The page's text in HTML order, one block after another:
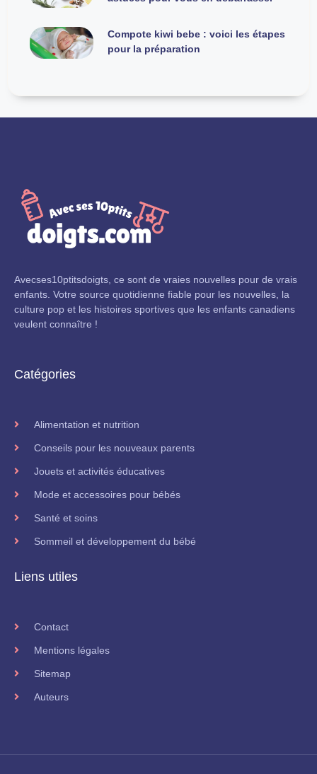
Compote kiwi bebe : voici les étapes
pour la préparation
Avecses10ptitsdoigts, ce sont de vraies nouvelles pour de vrais
enfants. Votre source quotidienne fiable pour les nouvelles, la
culture pop et les histoires sportives que les enfants canadiens
veulent connaître !
Catégories
Alimentation et nutrition
Conseils pour les nouveaux parents
Jouets et activités éducatives
Mode et accessoires pour bébés
Santé et soins
Sommeil et développement du bébé
Liens utiles
Contact
Mentions légales
Sitemap
Auteurs